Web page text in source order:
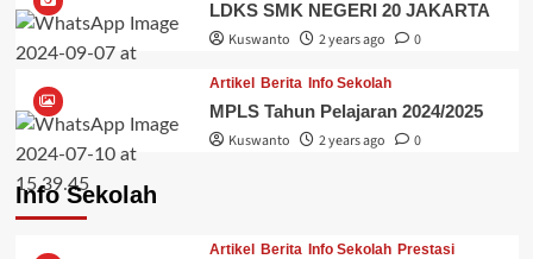
LDKS SMK NEGERI 20 JAKARTA
Kuswanto
2 years ago 0
Artikel Berita Info Sekolah
MPLS Tahun Pelajaran 2024/2025
Kuswanto
2 years ago 0
Info Sekolah
Artikel Berita Info Sekolah Prestasi